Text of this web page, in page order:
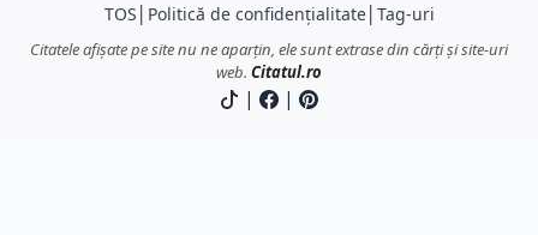
TOS Politică de confidențialitate│ Tag-uri
Citatele afișate pe site nu ne aparțin, ele sunt extrase din cărți și site-uri
web. Citatul.ro
| |